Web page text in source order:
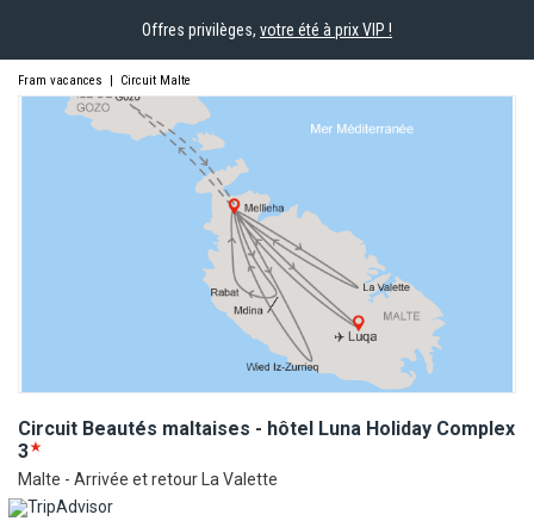
Offres privilèges, votre été à prix VIP !
Fram vacances | Circuit Malte
Circuit Beautés maltaises - hôtel Luna Holiday Complex
3
Malte - Arrivée et retour La Valette